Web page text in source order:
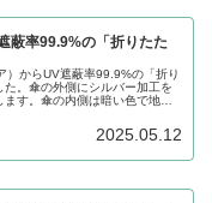
蔽率99.9%の「折りたた
）からUV遮蔽率99.9%の「折り
。傘の外側にシルバー加工を
す。傘の内側は暗い色で地面
2025.05.12